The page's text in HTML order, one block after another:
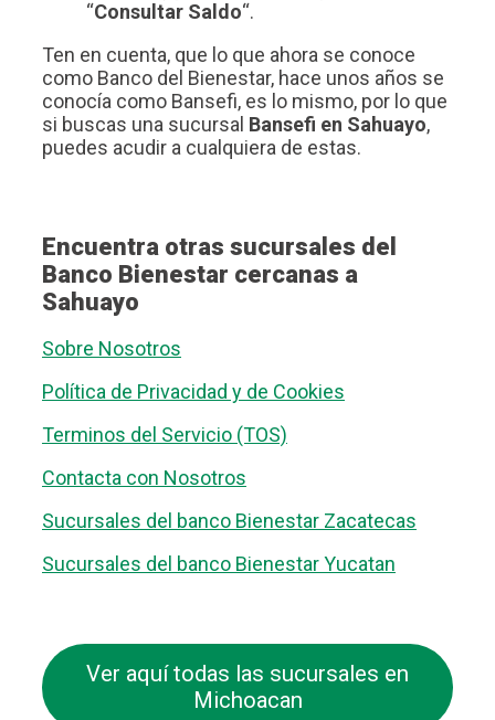
“Consultar Saldo“.
Ten en cuenta, que lo que ahora se conoce
como Banco del Bienestar, hace unos años se
conocía como Bansefi, es lo mismo, por lo que
si buscas una sucursal Bansefi en Sahuayo,
puedes acudir a cualquiera de estas.
Encuentra otras sucursales del
Banco Bienestar cercanas a
Sahuayo
Sobre Nosotros
Política de Privacidad y de Cookies
Terminos del Servicio (TOS)
Contacta con Nosotros
Sucursales del banco Bienestar Zacatecas
Sucursales del banco Bienestar Yucatan
Ver aquí todas las sucursales en
Michoacan